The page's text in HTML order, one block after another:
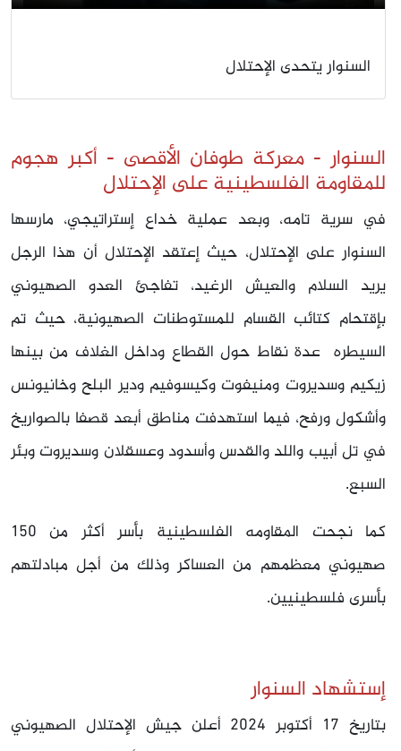
السنوار يتحدى الإحتلال
السنوار - معركة طوفان الأقصى - أكبر هجوم
للمقاومة الفلسطينية على الإحتلال
في سرية تامه، وبعد عملية خداع إستراتيجي، مارسها
السنوار على الإحتلال، حيث إعتقد الإحتلال أن هذا الرجل
يريد السلام والعيش الرغيد، تفاجئ العدو الصهيوني
بإقتحام كتائب القسام للمستوطنات الصهيونية، حيث تم
السيطره عدة نقاط حول القطاع وداخل الغلاف من بينها
زيكيم وسديروت ومنيفوت وكيسوفيم ودير البلح وخانيونس
وأشكول ورفح، فيما استهدفت مناطق أبعد قصفا بالصواريخ
في تل أبيب واللد والقدس وأسدود وعسقلان وسديروت وبئر
السبع.
كما نجحت المقاومه الفلسطينية بأسر أكثر من 150
صهيوني معظمهم من العساكر وذلك من أجل مبادلتهم
بأسرى فلسطينيين.
إستشهاد السنوار
بتاريخ 17 أكتوبر 2024 أعلن جيش الإحتلال الصهيوني